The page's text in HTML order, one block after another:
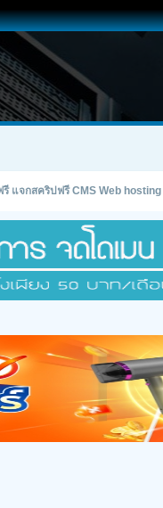
แจกสคริปฟรี CMS Web hosting